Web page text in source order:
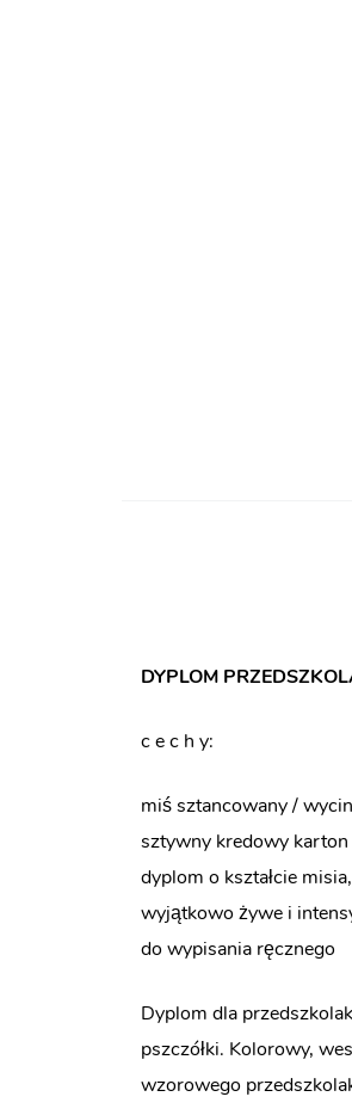
DYPLOM
c e c h y:
miś sztancowany /
sztywny kredowy karton
dyplom o kształcie
wyjątkowo żywe i
do wypisania ręcznego
Dyplom dla
pszczółki. Kolorowy,
wzorowego